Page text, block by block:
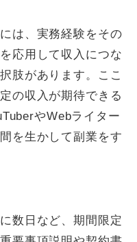
は、実務経験をその
応用して収入につな
肢があります。ここ
の収入が期待できる
やWebライター
を生かして副業をす
数日など、期間限定